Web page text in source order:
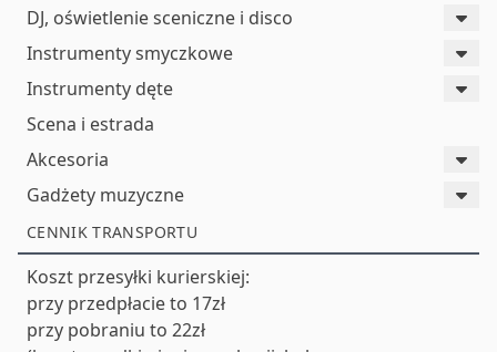
DJ, oświetlenie sceniczne i disco
Instrumenty smyczkowe
Instrumenty dęte
Scena i estrada
Akcesoria
Gadżety muzyczne
CENNIK TRANSPORTU
Koszt przesyłki kurierskiej:
przy przedpłacie to 17zł
przy pobraniu to 22zł